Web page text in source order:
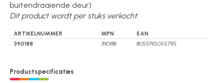
buitendraaiende deur)
Dit product wordt per stuks verkocht.
ARTIKELNUMMER MPN
EAN
390188
390188 8055195055795
Productspecificaties